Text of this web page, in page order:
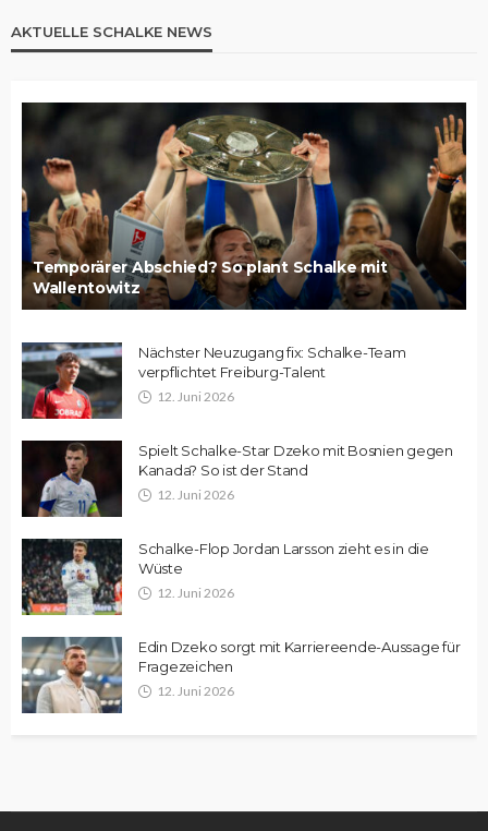
AKTUELLE SCHALKE NEWS
Temporärer Abschied? So plant Schalke mit
Wallentowitz
Nächster Neuzugang fix: Schalke-Team
verpflichtet Freiburg-Talent
12. Juni 2026
Spielt Schalke-Star Dzeko mit Bosnien gegen
Kanada? So ist der Stand
12. Juni 2026
Schalke-Flop Jordan Larsson zieht es in die
Wüste
12. Juni 2026
Edin Dzeko sorgt mit Karriereende-Aussage für
Fragezeichen
12. Juni 2026